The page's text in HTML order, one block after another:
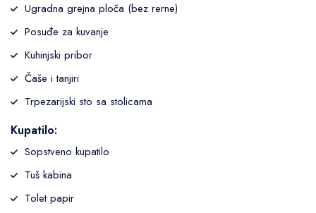
Ugradna grejna ploča (bez rerne)
Posuđe za kuvanje
Kuhinjski pribor
Čaše i tanjiri
Trpezarijski sto sa stolicama
Kupatilo:
Sopstveno kupatilo
Tuš kabina
Tolet papir